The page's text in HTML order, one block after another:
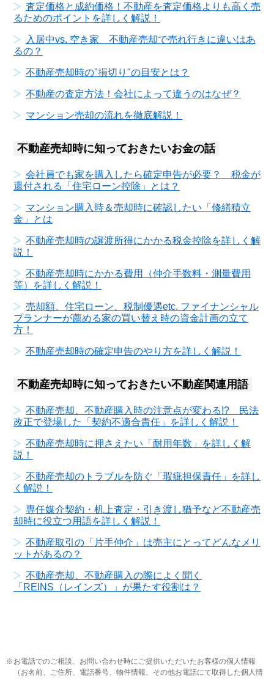
査定価格と成約価格！不動産を査定価格よりも高く売
るためのポイントを詳しく解説！
入居中vs. 空き家 不動産売却で売れ行きに違いはあ
るの？
不動産売却時の"損切り"の目安とは？
不動産の査定方法！会社によって違うのはなぜ？
マンション売却の流れを徹底解説！
不動産売却時に知っておきたいお金の話
会社員でも家を購入したら確定申告が必要？ 税金が
還付される「住宅ローン控除」とは？
マンション購入時＆売却時に確認したい「修繕積立
金」とは
不動産売却時の譲渡所得にかかる税金控除を詳しく解
説！
不動産売却時にかかる費用（仲介手数料・測量費用
等）を詳しく解説！
売却額、住宅ローン、税制優遇etc. ファイナンシャル
プランナーが薦める家の買い替え時の資金計画の立て
方！
不動産売却時の確定申告のやり方を詳しく解説！
不動産売却時に知っておきたい不動産関連用語
不動産売却、不動産購入時の注意点が変わる!? 民法
改正で登場した「契約不適合責任」を詳しく解説！
不動産売却時に押さえたい「耐用年数」を詳しく解
説！
不動産売却のトラブルを防ぐ「瑕疵担保責任」を詳し
く解説！
専任媒介契約・机上査定・引き渡し猶予など不動産売
却時に役立つ用語を詳しく解説！
不動産取引の「片手仲介」は売主にとってどんなメリ
ットがあるの？
不動産売却、不動産購入の際によく聞く
「REINS（レインズ）」が果たす役割は？
お電話でのご相談、お問い合わせ時にご提供いただいたお客様の個人情報
（お名前、ご住所、電話番号、物件情報、その他お電話にて取得した個人情